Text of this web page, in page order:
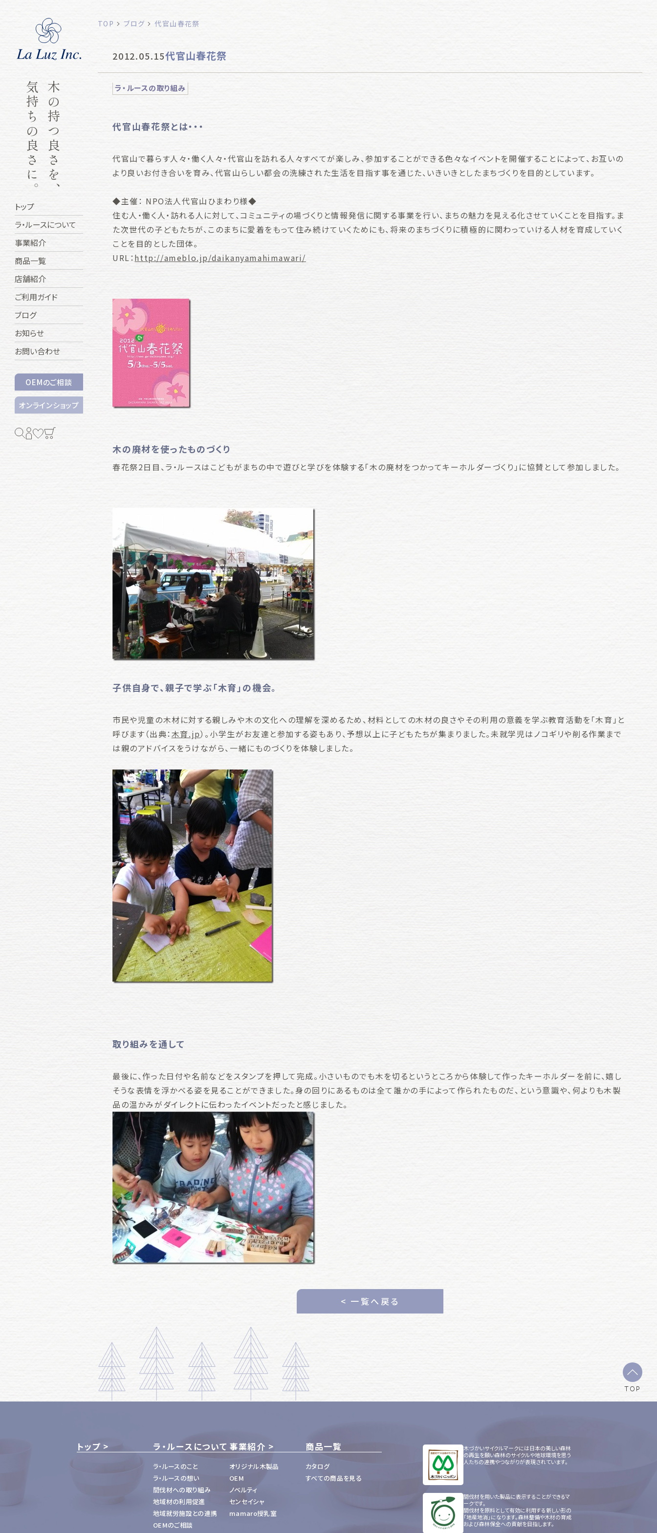
木の持つ良さを、
気持ちの良さに。
トップ
ラ・ルースについて
事業紹介
商品一覧
店舗紹介
ご利用ガイド
ブログ
お知らせ
お問い合わせ
OEMのご相談
オンラインショップ
TOP ブログ 代官山春花祭
2012.05.15代官山春花祭
ラ・ルースの取り組み
代官山春花祭とは・・・
代官山で暮らす人々・働く人々・代官山を訪れる人々すべてが楽しみ、参加することができる色々なイベントを開催することによって、お互いの
より良いお付き合いを育み、代官山らしい都会の洗練された生活を目指す事を通じた、いきいきとしたまちづくりを目的としています。
◆主催： NPO法人代官山ひまわり様◆
住む人・働く人・訪れる人に対して、コミュニティの場づくりと情報発信に関する事業を行い、まちの魅力を見える化させていくことを目指す。ま
た次世代の子どもたちが、このまちに愛着をもって住み続けていくためにも、将来のまちづくりに積極的に関わっていける人材を育成していく
ことを目的とした団体。
URL： http://ameblo.jp/daikanyamahimawari/
木の廃材を使ったものづくり
春花祭2日目、ラ・ルースはこどもがまちの中で遊びと学びを体験する「木の廃材をつかってキーホルダーづくり」に協賛として参加しました。
子供自身で、親子で学ぶ「木育」の機会。
市民や児童の木材に対する親しみや木の文化への理解を深めるため、材料としての木材の良さやその利用の意義を学ぶ教育活動を「木育」と
呼びます（出典：木育.jp）。小学生がお友達と参加する姿もあり、予想以上に子どもたちが集まりました。未就学児はノコギリや削る作業まで
は親のアドバイスをうけながら、一緒にものづくりを体験しました。
取り組みを通して
最後に、作った日付や名前などをスタンプを押して完成。小さいものでも木を切るというところから体験して作ったキーホルダーを前に、嬉し
そうな表情を浮かべる姿を見ることができました。身の回りにあるものは全て誰かの手によって作られたものだ、という意識や、何よりも木製
品の温かみがダイレクトに伝わったイベントだったと感じました。
< 一覧へ戻る
TOP
トップ ラ・ルースについて
ラ・ルースのこと
ラ・ルースの想い
間伐材への取り組み
地域材の利用促進
地域就労施設との連携
OEMのご相談
事業紹介
オリジナル木製品
OEM
ノベルティ
センセイシャ
mamaro授乳室
商品一覧
カタログ
すべての商品を見る
木づかいサイクルマークには日本の美しい森林
の再生を願い森林のサイクルや地球環境を思う
人たちの連携やつながりが表現されています。
間伐材を用いた製品に表示することができるマ
ークです。
間伐材を原料として有効に利用する新しい形の
「地産地消」になります。森林整備や木材の育成
および森林保全への貢献を目指します。